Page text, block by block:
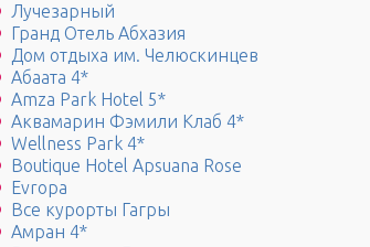
Лучезарный
Гранд Отель Абхазия
Дом отдыха им. Челюскинцев
Абаата 4*
Amza Park Hotel 5*
Аквамарин Фэмили Клаб 4*
Wellness Park 4*
Boutique Hotel Apsuana Rose
Evropa
Все курорты Гагры
Амран 4*